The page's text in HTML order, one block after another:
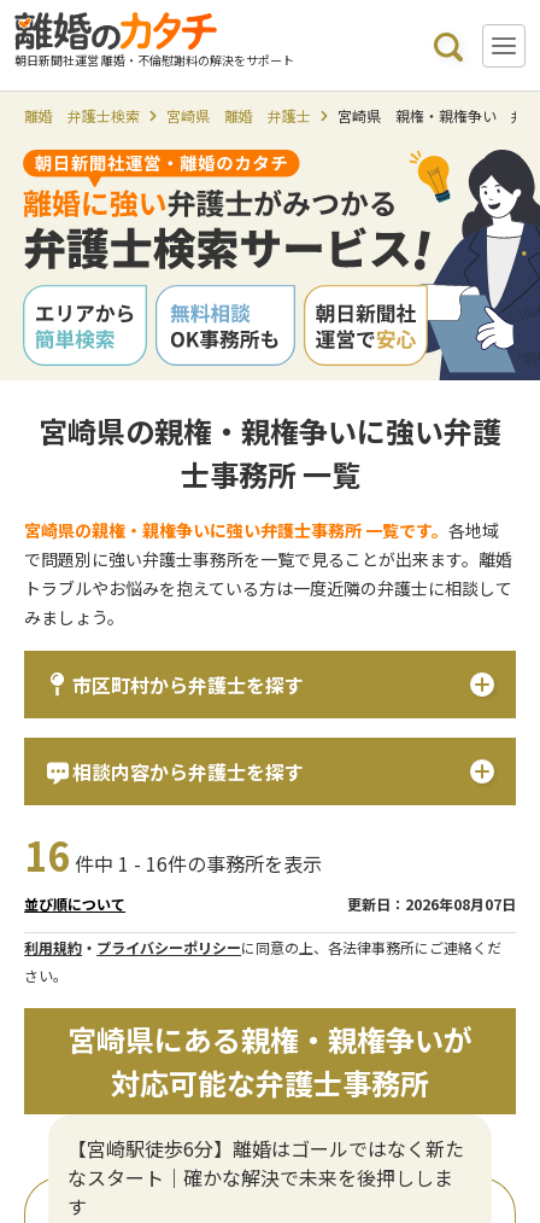
朝日新聞社運営 離婚・不倫慰謝料の解決をサポート
離婚 弁護士検索 宮崎県 離婚 弁護士 宮崎県 親権・親権争い 弁
宮崎県の親権・親権争いに強い弁護
士事務所 一覧
宮崎県の親権・親権争いに強い弁護士事務所 一覧です。各地域
で問題別に強い弁護士事務所を一覧で見ることが出来ます。離婚
トラブルやお悩みを抱えている方は一度近隣の弁護士に相談して
みましょう。
市区町村から弁護士を探す
相談内容から弁護士を探す
16 件中 1 - 16件の事務所を表示
並び順について 更新日：2026年08月07日
利用規約 ・ プライバシーポリシーに同意の上、各法律事務所にご連絡くだ
さい。
宮崎県にある親権・親権争いが
対応可能な弁護士事務所
【宮崎駅徒歩6分】離婚はゴールではなく新た
なスタート｜確かな解決で未来を後押ししま
す